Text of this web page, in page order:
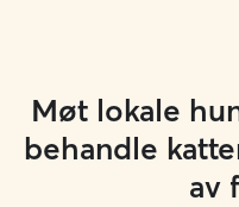
Møt lokale
behandle
av